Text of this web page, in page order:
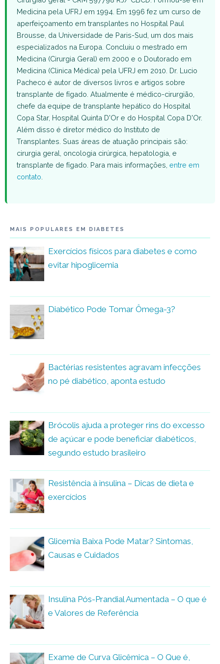
Medicina pela UFRJ em 1994. Em 1996 fez um curso de
aperfeiçoamento em transplantes no Hospital Paul
Brousse, da Universidade de Paris-Sud, um dos mais
especializados na Europa. Concluiu o mestrado em
Medicina (Cirurgia Geral) em 2000 e o Doutorado em
Medicina (Clinica Médica) pela UFRJ em 2010. Dr. Lucio
Pacheco é autor de diversos livros e artigos sobre
transplante de fígado. Atualmente é médico-cirurgião,
chefe da equipe de transplante hepático do Hospital
Copa Star, Hospital Quinta D'Or e do Hospital Copa D'Or.
Além disso é diretor médico do Instituto de
Transplantes. Suas áreas de atuação principais são:
cirurgia geral, oncologia cirúrgica, hepatologia, e
transplante de fígado. Para mais informações, entre em
contato
MAIS POPULARES EM DIABETES
Exercícios físicos para diabetes e como
evitar hipoglicemia
Diabético Pode Tomar Ômega-3?
Bactérias resistentes agravam infecções
no pé diabético, aponta estudo
Brócolis ajuda a proteger rins do excesso
de açúcar e pode beneficiar diabéticos,
segundo estudo brasileiro
Resistência à insulina – Dicas de dieta e
exercícios
Glicemia Baixa Pode Matar? Sintomas,
Causas e Cuidados
Insulina Pós-Prandial Aumentada – O que é
e Valores de Referência
Exame de Curva Glicêmica – O Que é,